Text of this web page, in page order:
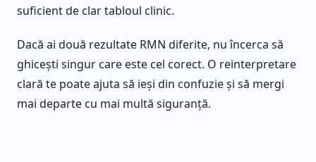
suficient de clar tabloul clinic.
Dacă ai două rezultate RMN diferite, nu încerca să
ghicești singur care este cel corect. O reinterpretare
clară te poate ajuta să ieși din confuzie și să mergi
mai departe cu mai multă siguranță.